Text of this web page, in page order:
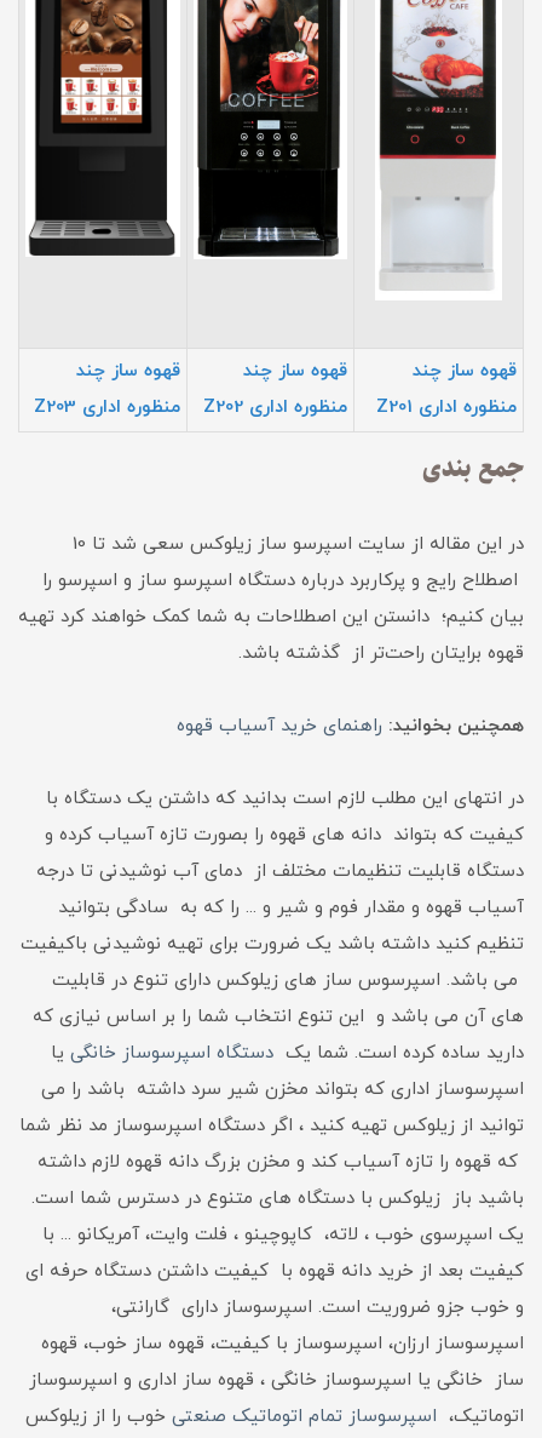
قهوه ساز چند
منظوره اداری Z201
قهوه ساز چند
منظوره اداری Z202
قهوه ساز چند
منظوره اداری Z203
جمع بندی
در این مقاله از سایت اسپرسو ساز زیلوکس سعی شد تا 10
اصطلاح رایج و پرکاربرد درباره دستگاه اسپرسو ساز و اسپرسو را
بیان کنیم؛ دانستن این اصطلاحات به شما کمک خواهند کرد تهیه
قهوه برایتان راحت‌تر از گذشته باشد.
همچنین بخوانید: راهنمای خرید آسیاب قهوه
در انتهای این مطلب لازم است بدانید که داشتن یک دستگاه با
کیفیت که بتواند دانه های قهوه را بصورت تازه آسیاب کرده و
دستگاه قابلیت تنظیمات مختلف از دمای آب نوشیدنی تا درجه
آسیاب قهوه و مقدار فوم و شیر و ... را که به سادگی بتوانید
تنظیم کنید داشته باشد یک ضرورت برای تهیه نوشیدنی باکیفیت
می باشد. اسپرسوس ساز های زیلوکس دارای تنوع در قابلیت
های آن می باشد و این تنوع انتخاب شما را بر اساس نیازی که
دارید ساده کرده است. شما یک دستگاه اسپرسوساز خانگی یا
اسپرسوساز اداری که بتواند مخزن شیر سرد داشته باشد را می
توانید از زیلوکس تهیه کنید ، اگر دستگاه اسپرسوساز مد نظر شما
که قهوه را تازه آسیاب کند و مخزن بزرگ دانه قهوه لازم داشته
باشید باز زیلوکس با دستگاه های متنوع در دسترس شما است.
یک اسپرسوی خوب ، لاته، کاپوچینو ، فلت وایت، آمریکانو ... با
کیفیت بعد از خرید دانه قهوه با کیفیت داشتن دستگاه حرفه ای
و خوب جزو ضروریت است. اسپرسوساز دارای گارانتی،
اسپرسوساز ارزان، اسپرسوساز با کیفیت، قهوه ساز خوب، قهوه
ساز خانگی یا اسپرسوساز خانگی ، قهوه ساز اداری و اسپرسوساز
اتوماتیک، اسپرسوساز تمام اتوماتیک صنعتی خوب را از زیلوکس